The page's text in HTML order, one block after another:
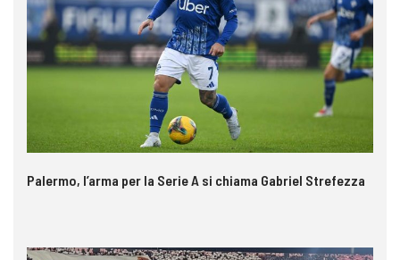
Palermo, l’arma per la Serie A si chiama Gabriel Strefezza